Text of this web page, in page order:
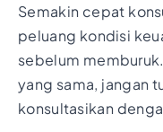
Semakin cepat
peluang kondisi
sebelum
yang sama, jangan
konsultasikan